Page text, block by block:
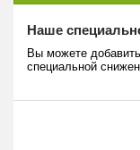
Наше
Вы можете
специальной